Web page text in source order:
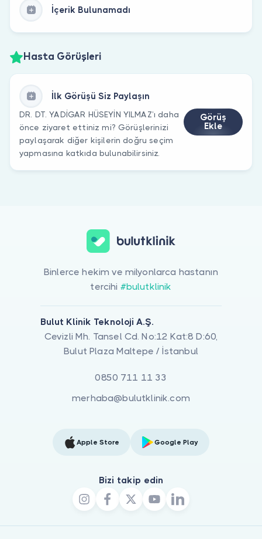
İçerik Bulunamadı
Hasta Görüşleri
İlk Görüşü Siz Paylaşın
DR. DT. YADİGAR HÜSEYİN YILMAZ’ı daha
önce ziyaret ettiniz mi? Görüşlerinizi
paylaşarak diğer kişilerin doğru seçim
yapmasına katkıda bulunabilirsiniz.
Görüş
Ekle
Binlerce hekim ve milyonlarca hastanın
tercihi #bulutklinik
Bulut Klinik Teknoloji A.Ş.
Cevizli Mh. Tansel Cd. No:12 Kat:8 D:60,
Bulut Plaza Maltepe / İstanbul
0850 711 11 33
merhaba@bulutklinik.com
Apple Store Google Play
Bizi takip edin